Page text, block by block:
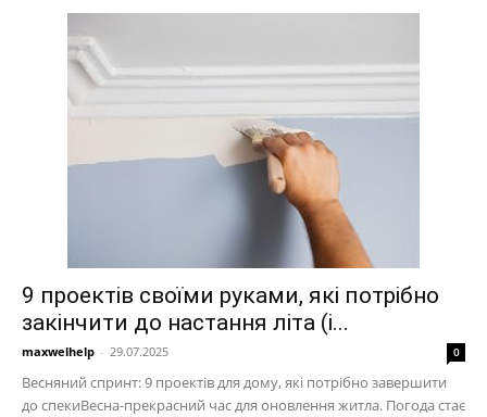
9 проектів своїми руками, які потрібно
закінчити до настання літа (і...
maxwelhelp - 29.07.2025 0
Весняний спринт: 9 проектів для дому, які потрібно завершити
до спекиВесна-прекрасний час для оновлення житла. Погода стає